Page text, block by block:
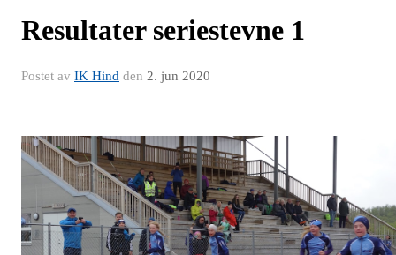
Resultater seriestevne 1
Postet av IK Hind den 2. jun 2020